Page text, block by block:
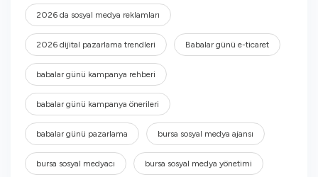
2026 da sosyal medya reklamları
2026 dijital pazarlama trendleri Babalar günü e-ticaret
babalar günü kampanya rehberi
babalar günü kampanya önerileri
babalar günü pazarlama bursa sosyal medya ajansı
bursa sosyal medyacı bursa sosyal medya yönetimi